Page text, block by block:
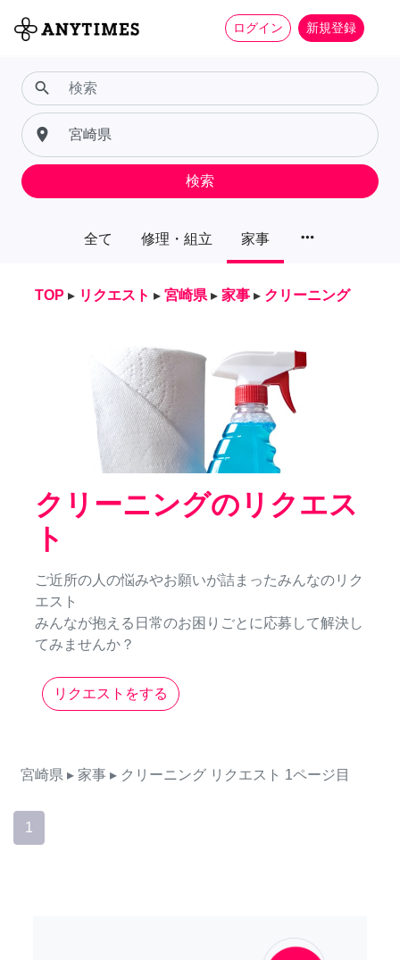
ログイン 新規登録
全て 修理・組立 家事 more_horiz
search
place
検索
TOP ▸ リクエスト ▸ 宮崎県 ▸ 家事 ▸ クリーニング
クリーニングのリクエス
ト
ご近所の人の悩みやお願いが詰まったみんなのリク
エスト
みんなが抱える日常のお困りごとに応募して解決し
てみませんか？
リクエストをする
宮崎県 ▸ 家事 ▸ クリーニング リクエスト 1ページ目
1